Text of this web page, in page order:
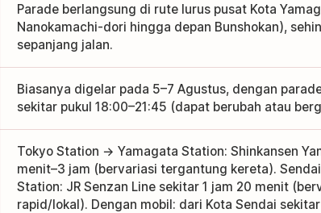
Parade berlangsung di rute lurus pusat Kota
Nanokamachi-dori hingga depan Bunshokan),
sepanjang jalan.
Biasanya digelar pada 5–7 Agustus, dengan
sekitar pukul 18:00–21:45 (dapat berubah atau
Tokyo Station → Yamagata Station: Shinkansen
menit–3 jam (bervariasi tergantung kereta).
Station: JR Senzan Line sekitar 1 jam 20 menit
rapid/lokal). Dengan mobil: dari Kota Sendai